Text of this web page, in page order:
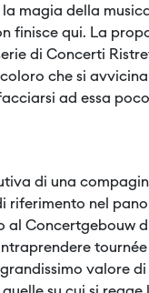
magia della
finisce qui. La
di Concerti
che si
ad essa
di una
riferimento nel
al Concertgebouw
valore